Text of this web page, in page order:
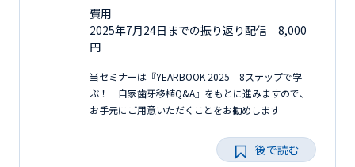
費用
2025年7月24日までの振り返り配信 8,000
円
当セミナーは『YEARBOOK 2025 8ステップで学
ぶ！ 自家歯牙移植Q&A』をもとに進みますので、
お手元にご用意いただくことをお勧めします
後で読む